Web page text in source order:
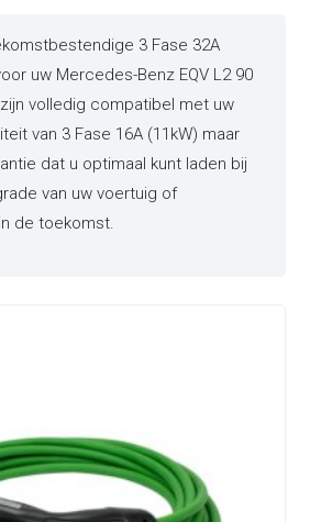
3 Fase 32A
uw Mercedes-Benz EQV L2 90
volledig compatibel met uw
van 3 Fase 16A (11kW) maar
dat u optimaal kunt laden bij
van uw voertuig of
de toekomst.